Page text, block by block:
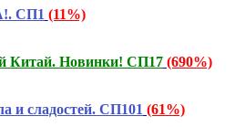
СП1 (11%)
Китай. Новинки! СП17 (690%)
и сладостей. СП101 (61%)